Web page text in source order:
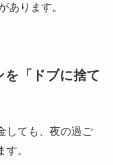
あります。
を「ドブに捨て
しても、夜の過ご
。